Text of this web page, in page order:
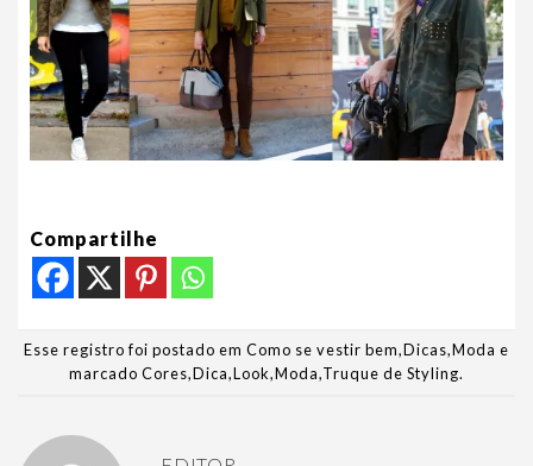
Compartilhe
Esse registro foi postado em Como se vestir bem,Dicas,Moda e
marcado Cores,Dica,Look,Moda,Truque de Styling.